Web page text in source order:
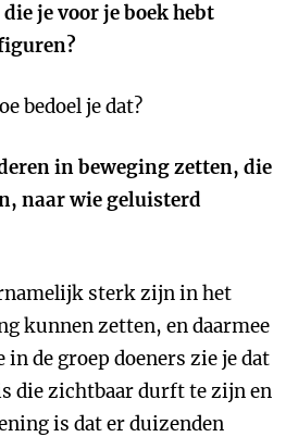
je voor je boek hebt
bedoel je dat?
in beweging zetten, die
naar wie geluisterd
sterk zijn in het
kunnen zetten, en daarmee
in de groep doeners zie je dat
die zichtbaar durft te zijn en
is dat er duizenden